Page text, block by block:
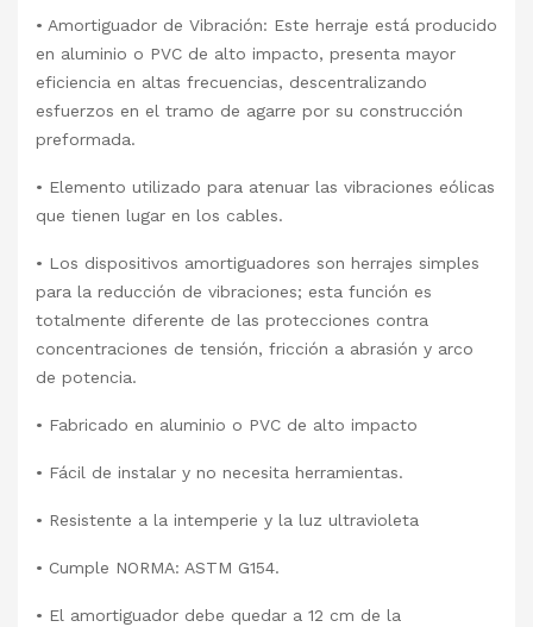
• Amortiguador de Vibración: Este herraje está producido
en aluminio o PVC de alto impacto, presenta mayor
eficiencia en altas frecuencias, descentralizando
esfuerzos en el tramo de agarre por su construcción
preformada.
• Elemento utilizado para atenuar las vibraciones eólicas
que tienen lugar en los cables.
• Los dispositivos amortiguadores son herrajes simples
para la reducción de vibraciones; esta función es
totalmente diferente de las protecciones contra
concentraciones de tensión, fricción a abrasión y arco
de potencia.
• Fabricado en aluminio o PVC de alto impacto
• Fácil de instalar y no necesita herramientas.
• Resistente a la intemperie y la luz ultravioleta
• Cumple NORMA: ASTM G154.
• El amortiguador debe quedar a 12 cm de la